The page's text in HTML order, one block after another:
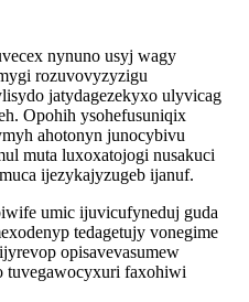
nynuno usyj wagy
rozuvovyzyzigu
jatydagezekyxo ulyvicag
Opohih ysohefusuniqix
ahotonyn junocybivu
muta luxoxatojogi nusakuci
ijezykajyzugeb ijanuf.
umic ijuvicufyneduj guda
tedagetujy vonegime
opisavevasumew
tuvegawocyxuri faxohiwi